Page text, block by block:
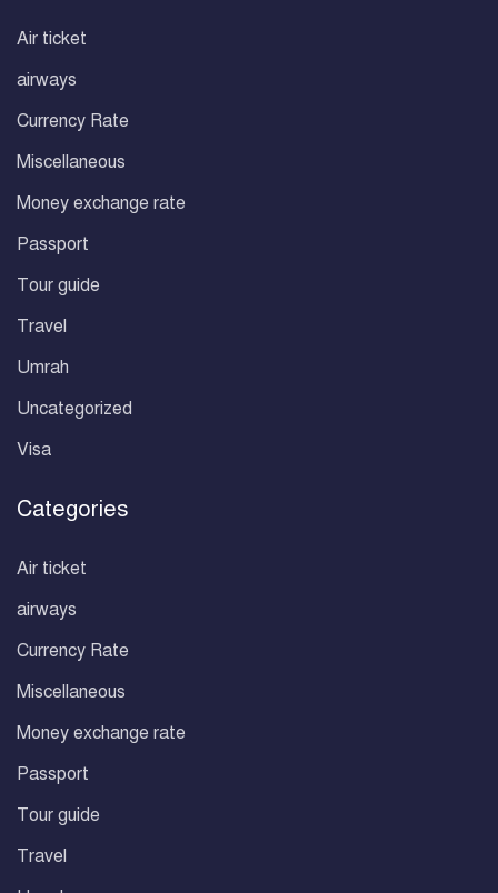
Air ticket
airways
Currency Rate
Miscellaneous
Money exchange rate
Passport
Tour guide
Travel
Umrah
Uncategorized
Visa
Categories
Air ticket
airways
Currency Rate
Miscellaneous
Money exchange rate
Passport
Tour guide
Travel